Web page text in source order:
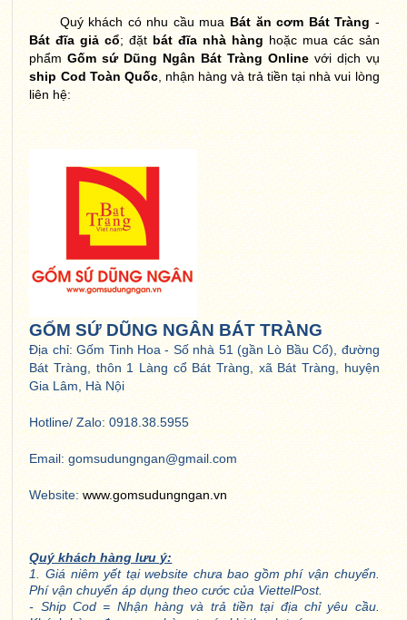
Quý khách có nhu cầu mua Bát ăn cơm Bát Tràng -
Bát đĩa giả cổ; đặtbát đĩa nhà hàng hoặc mua các sản
phẩmGốm sứ Dũng Ngân Bát Tràng Onlinevới dịch vụ
ship Cod Toàn Quốc, nhận hàng và trả tiền tại nhà vui lòng
liên hệ:
GỐM SỨ DŨNG NGÂN BÁT TRÀNG
Địa chỉ: Gốm Tinh Hoa - Số nhà 51 (gần Lò Bầu Cổ), đường
Bát Tràng, thôn 1 Làng cổ Bát Tràng, xã Bát Tràng, huyện
Gia Lâm, Hà Nội
Hotline/ Zalo: 0918.38.5955
Email: gomsudungngan@gmail.com
Website:www.gomsudungngan.vn
Quý khách hàng lưu ý:
1. Giá niêm yết tại website chưa bao gồm phí vận chuyển.
Phí vận chuyển áp dụng theo cước của ViettelPost.
- Ship Cod = Nhận hàng và trả tiền tại địa chỉ yêu cầu.